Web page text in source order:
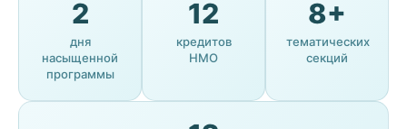
2
дня
насыщенной
программы
12
кредитов
НМО
8+
тематических
секций